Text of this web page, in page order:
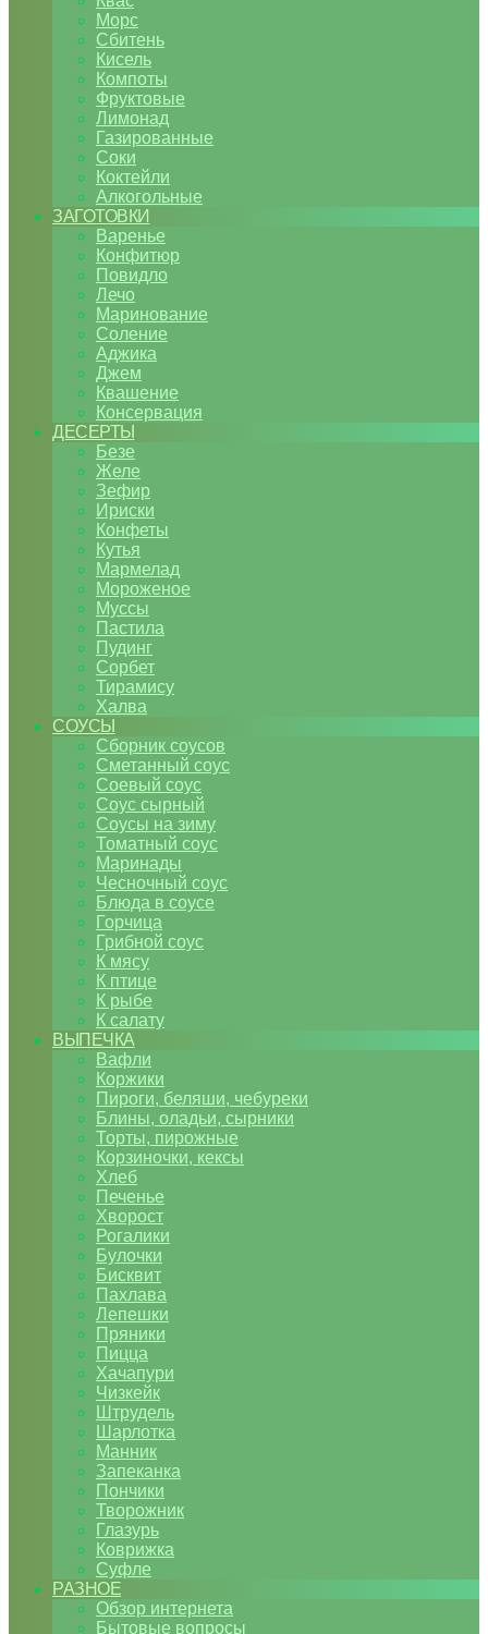
Морс
Сбитень
Кисель
Компоты
Фруктовые
Лимонад
Газированные
Соки
Коктейли
Алкогольные
ЗАГОТОВКИ
Варенье
Конфитюр
Повидло
Лечо
Маринование
Соление
Аджика
Джем
Квашение
Консервация
ДЕСЕРТЫ
Безе
Желе
Зефир
Ириски
Конфеты
Кутья
Мармелад
Мороженое
Муссы
Пастила
Пудинг
Сорбет
Тирамису
Халва
СОУСЫ
Сборник соусов
Сметанный соус
Соевый соус
Соус сырный
Соусы на зиму
Томатный соус
Маринады
Чесночный соус
Блюда в соусе
Горчица
Грибной соус
К мясу
К птице
К рыбе
К салату
ВЫПЕЧКА
Вафли
Коржики
Пироги, беляши, чебуреки
Блины, оладьи, сырники
Торты, пирожные
Корзиночки, кексы
Хлеб
Печенье
Хворост
Рогалики
Булочки
Бисквит
Пахлава
Лепешки
Пряники
Пицца
Хачапури
Чизкейк
Штрудель
Шарлотка
Манник
Запеканка
Пончики
Творожник
Глазурь
Коврижка
Суфле
РАЗНОЕ
Обзор интернета
Бытовые вопросы